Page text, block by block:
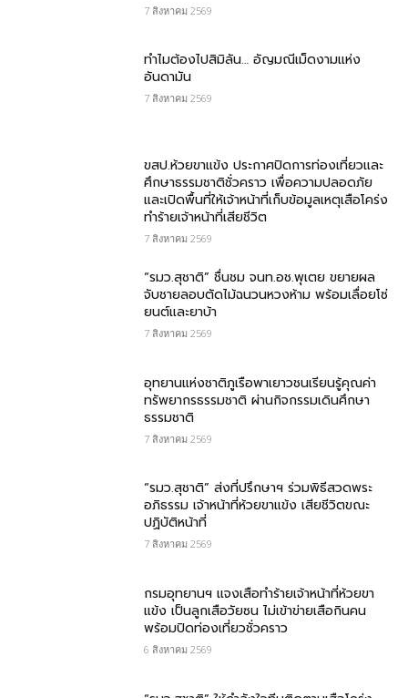
7 สิงหาคม 2569
ทำไมต้องไปสิมิลัน… อัญมณีเม็ดงามแห่ง
อันดามัน
7 สิงหาคม 2569
ขสป.ห้วยขาแข้ง ประกาศปิดการท่องเที่ยวและ
ศึกษาธรรมชาติชั่วคราว เพื่อความปลอดภัย
และเปิดพื้นที่ให้เจ้าหน้าที่เก็บข้อมูลเหตุเสือโคร่ง
ทำร้ายเจ้าหน้าที่เสียชีวิต
7 สิงหาคม 2569
“รมว.สุชาติ” ชื่นชม​ จนท.อช.พุเตย​ ขยายผล
จับชายลอบตัดไม้ฉนวนหวงห้าม พร้อมเลื่อยโซ่
ยนต์และยาบ้า
7 สิงหาคม 2569
อุทยานแห่งชาติภูเรือพาเยาวชนเรียนรู้คุณค่า
ทรัพยากรธรรมชาติ ผ่านกิจกรรมเดินศึกษา
ธรรมชาติ
7 สิงหาคม 2569
“รมว.สุชาติ” ส่งที่ปรึกษาฯ ร่วมพิธีสวดพระ
อภิธรรม เจ้าหน้าที่ห้วยขาแข้ง เสียชีวิตขณะ
ปฏิบัติหน้าที่
7 สิงหาคม 2569
กรม​อุทยานฯ แจงเสือทำร้ายเจ้าหน้าที่ห้วยขา
แข้ง เป็นลูกเสือวัยซน ไม่เข้าข่ายเสือกินคน
พร้อมปิดท่องเที่ยวชั่วคราว
6 สิงหาคม 2569